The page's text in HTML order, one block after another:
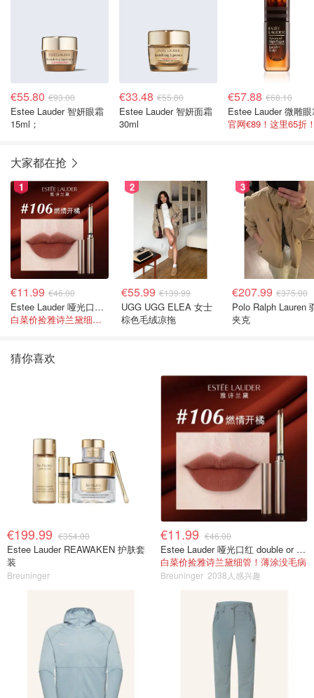
€55.80 €93.00
Estee Lauder 智妍眼霜
15ml；
€33.48 €55.80
Estee Lauder 智妍面霜
30ml
€57.88 €68.10
Estee Lauder 微雕
官网€89！这里65折
大家都在抢
1
€11.99 €46.00
Estee Lauder 哑光口红 double or nothing色号
白菜价捡雅诗兰黛细管！薄涂没毛病
2
€55.99 €139.99
UGG UGG ELEA 女士
棕色毛绒凉拖
3
€207.99 €375.00
Polo Ralph Lauren
夹克
猜你喜欢
€199.99 €354.00
Estee Lauder REAWAKEN 护肤套
装
Breuninger
€11.99 €46.00
Estee Lauder 哑光口红 double or nothing色号
白菜价捡雅诗兰黛细管！薄涂没毛病
Breuninger 2038人感兴趣